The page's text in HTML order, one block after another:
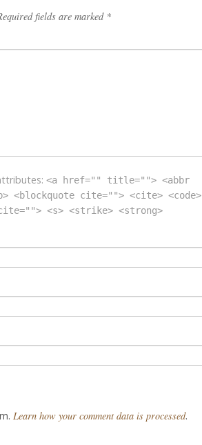
fields are marked *
<a href="" title=""> <abbr
<blockquote cite=""> <cite> <code>
<s> <strike> <strong>
Learn how your comment data is processed.